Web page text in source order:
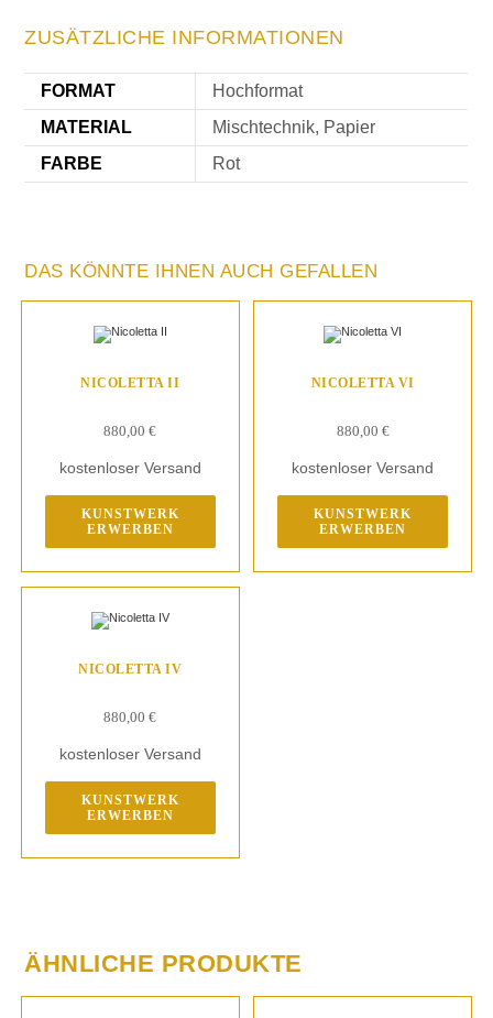
ZUSÄTZLICHE INFORMATIONEN
FORMAT
Hochformat
MATERIAL
Mischtechnik, Papier
FARBE
Rot
DAS KÖNNTE IHNEN AUCH GEFALLEN
NICOLETTA II
880,00€
kostenloser Versand
KUNSTWERK
ERWERBEN
NICOLETTA VI
880,00 €
kostenloser Versand
KUNSTWERK
ERWERBEN
NICOLETTA IV
880,00€
kostenloser Versand
KUNSTWERK
ERWERBEN
ÄHNLICHE PRODUKTE